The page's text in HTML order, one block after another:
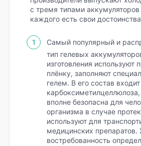
с тремя типами
каждого есть свои
Самый популярный и
тип гелевых
изготовления используют
плёнку, заполняют
гелем. В его состав входит
карбоксиметилцеллюлоза,
вполне безопасна для
организма в случае
используют для
медицинских препаратов.
востребованность